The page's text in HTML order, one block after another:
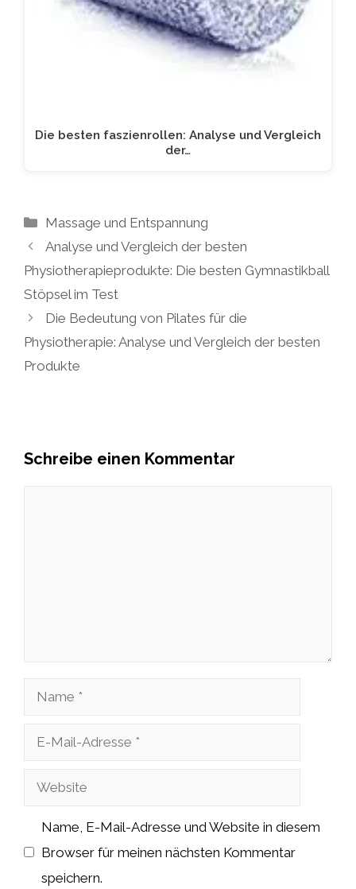
Die besten faszienrollen: Analyse und Vergleich
der…
Kategorien
Massage und Entspannung
Analyse und Vergleich der besten
Physiotherapieprodukte: Die besten Gymnastikball
Stöpsel im Test
Die Bedeutung von Pilates für die
Physiotherapie: Analyse und Vergleich der besten
Produkte
Schreibe einen Kommentar
Name
Adresse
Website
Name, E-Mail-Adresse und Website in diesem
Browser für meinen nächsten Kommentar
speichern.